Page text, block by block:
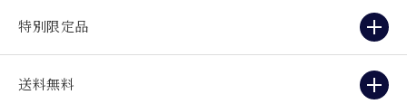
特別限定品
送料無料